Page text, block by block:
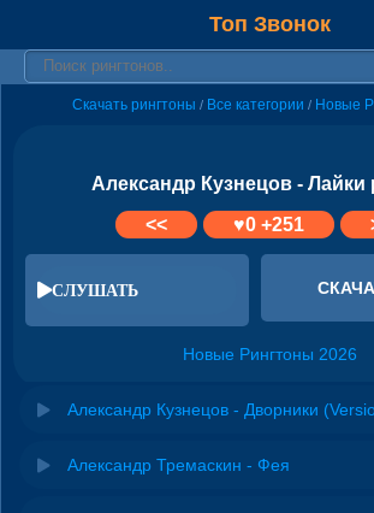
Топ Звонок
Скачать рингтоны / Все категории / Новые
Александр Кузнецов - Лайки
<<
♥0+251
СЛУШАТЬ
Новые Рингтоны 2026
Александр Кузнецов - Дворники
Александр Тремаскин - Фея